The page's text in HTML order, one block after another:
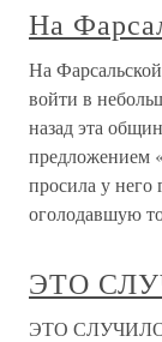
На
На
войти в
назад эта
предложением
просила у него
оголодавшую
ЭТО
ЭТО